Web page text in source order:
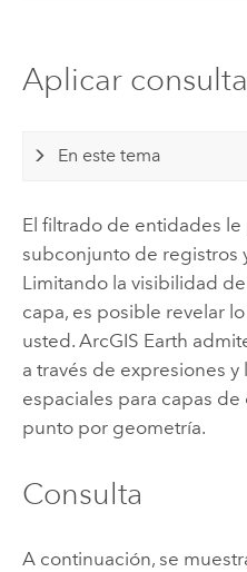
Aplicar
En este tema
El filtrado de entidades
subconjunto de registros
Limitando la visibilidad
capa, es posible revelar
usted. ArcGIS Earth
a través de expresiones
espaciales para capas
punto por geometría.
Consulta
A continuación, se